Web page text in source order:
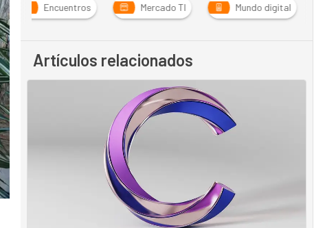
Encuentros Mercado TI Mundo digital
Artículos relacionados